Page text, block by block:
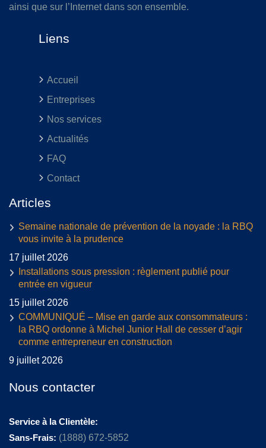
ainsi que sur l’Internet dans son ensemble.
Liens
Accueil
Entreprises
Nos services
Actualités
FAQ
Contact
Articles
Semaine nationale de prévention de la noyade : la RBQ
vous invite à la prudence
17 juillet 2026
Installations sous pression : règlement publié pour
entrée en vigueur
15 juillet 2026
COMMUNIQUÉ – Mise en garde aux consommateurs :
la RBQ ordonne à Michel Junior Hall de cesser d’agir
comme entrepreneur en construction
9 juillet 2026
Nous contacter
Service à la Clientèle:
Sans-Frais: (1888) 672-5852